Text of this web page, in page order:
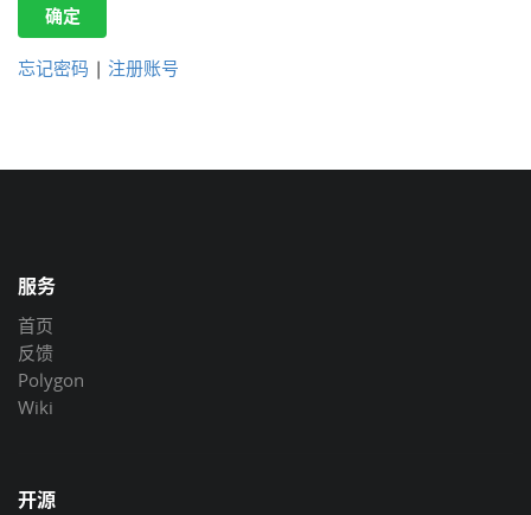
确定
忘记密码 | 注册账号
服务
首页
反馈
Polygon
Wiki
开源